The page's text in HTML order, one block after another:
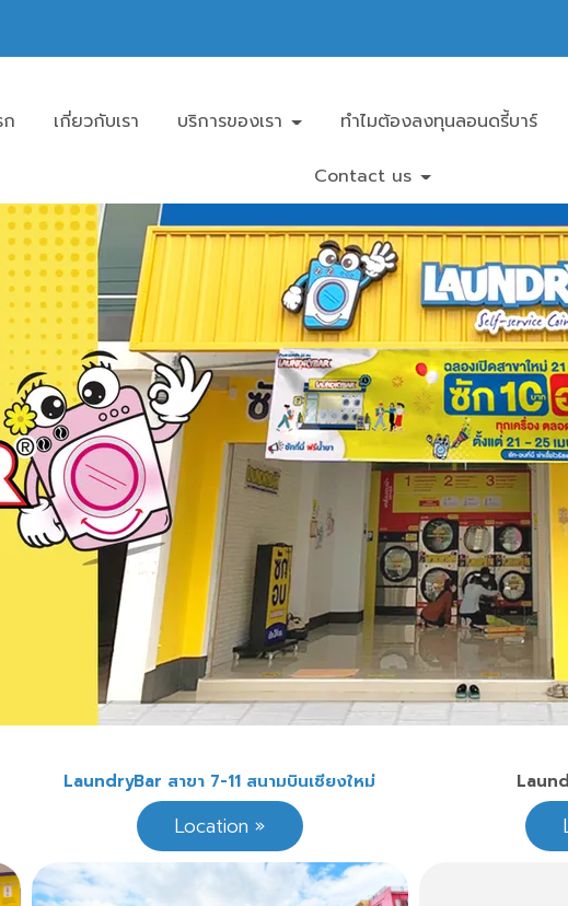
เกี่ยวกับเรา บริการของเรา ทำไมต้องลงทุนลอนดรี้บาร์
Contact us
LaundryBar สาขา 7-11 สนามบินเชียงใหม่
Location »